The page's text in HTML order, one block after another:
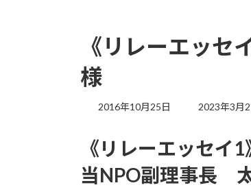
《リレーエッ
様
2016年10月25日
最
新
日
時
:
2023年3月2
《リレーエッセイ1
当NPO副理事長